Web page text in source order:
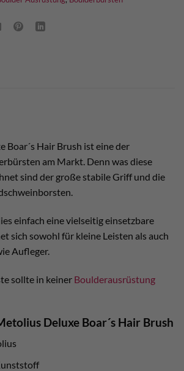
Boar´s Hair Brush ist eine der
am Markt. Denn was diese
sind der große stabile Griff und die
einfach eine vielseitig einsetzbare
sich sowohl für kleine Leisten als auch
Aufleger.
sollte in keiner Boulderausrüstung
Deluxe Boar´s Hair Brush